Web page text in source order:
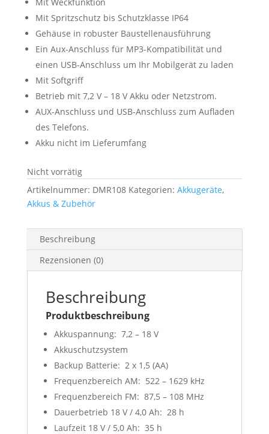
Mit Spritzschutz bis Schutzklasse IP64
Gehäuse in robuster Baustellenausführung
Ein Aux-Anschluss für MP3-Kompatibilität und
einen USB-Anschluss um Ihr Mobilgerät zu laden
Mit Softgriff
Betrieb mit 7,2 V – 18 V Akku oder Netzstrom.
AUX-Anschluss und USB-Anschluss zum Aufladen
des Telefons.
Akku nicht im Lieferumfang
Nicht vorrätig
Artikelnummer: DMR108 Kategorien: Akkugeräte,
Akkus & Zubehör
Beschreibung
Rezensionen (0)
Beschreibung
Produktbeschreibung
Akkuspannung: 7,2 – 18 V
Akkuschutzsystem
Backup Batterie: 2 x 1,5 (AA)
Frequenzbereich AM: 522 – 1629 kHz
Frequenzbereich FM: 87,5 – 108 MHz
Dauerbetrieb 18 V / 4,0 Ah: 28 h
Laufzeit 18 V / 5,0 Ah: 35 h